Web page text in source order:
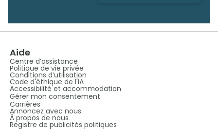
Aide
Centre d’assistance
Politique de vie privée
Conditions d’utilisation
Code d'éthique de l'IA
Accessibilité et accommodation
Gérer mon consentement
Carrières
Annoncez avec nous
À propos de nous
Registre de publicités politiques